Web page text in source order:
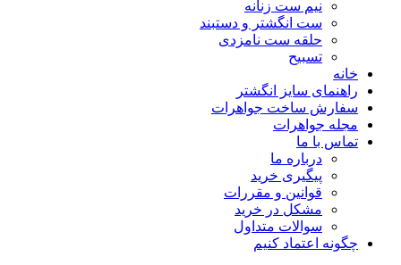
نیم ست زنانه
ست انگشتر و دستبند
حلقه ست نامزدی
تسبیح
خانه
راهنمای سایز انگشتر
سفارش ساخت جواهرات
مجله جواهرات
تماس با ما
درباره ما
پیگیری خرید
قوانین و مقررات
مشکل در خرید
سوالات متداول
چگونه اعتماد کنیم